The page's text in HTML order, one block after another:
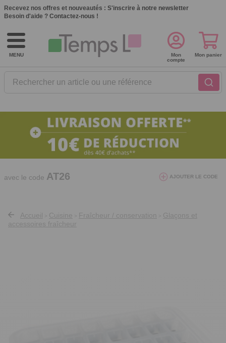
Recevez nos offres et nouveautés : S'inscrire à notre newsletter
Besoin d'aide ? Contactez-nous !
MENU
Rechercher un article ou une référence
Mon
compte
Mon panier
10€ de réduction dès 40€ d'achat. Offre
valable du 03/08/2026 au 12/08/2026.
avec le code AT26 AJOUTER LE CODE
Accueil Cuisine Fraîcheur / conservation
Glaçons et
accessoires fraîcheur